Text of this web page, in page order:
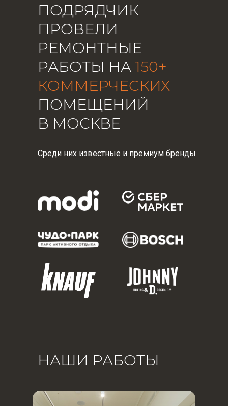
ПОДРЯДЧИК
ПРОВЕЛИ
РЕМОНТНЫЕ
РАБОТЫ НА 150+
КОММЕРЧЕСКИХ
ПОМЕЩЕНИЙ
В МОСКВЕ
Среди них известные и премиум бренды
НАШИ РАБОТЫ